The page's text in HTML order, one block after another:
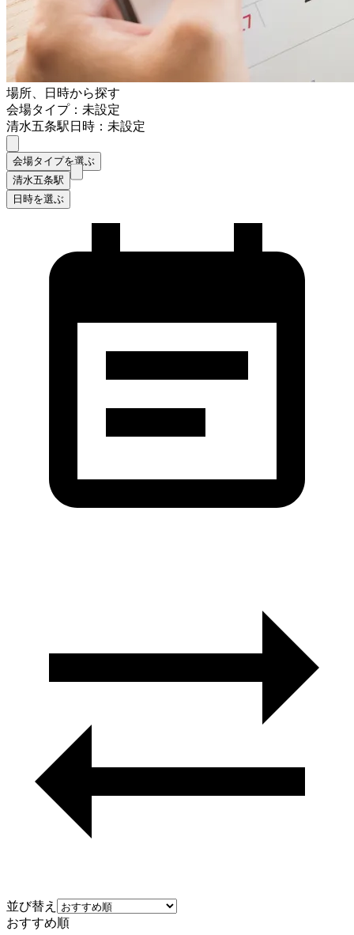
場所、日時から探す
会場タイプ：未設定
清水五条駅日時：未設定
会場タイプを選ぶ
清水五条駅
日時を選ぶ
並び替え
おすすめ順